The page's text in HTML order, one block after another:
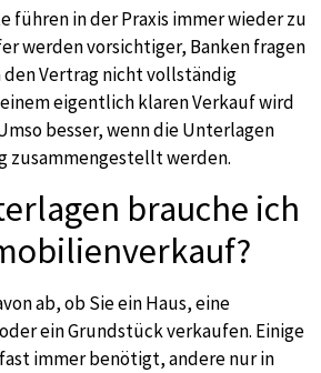
führen in der Praxis immer wieder zu
werden vorsichtiger, Banken fragen
den Vertrag nicht vollständig
eigentlich klaren Verkauf wird
besser, wenn die Unterlagen
zusammengestellt werden.
brauche ich
ab, ob Sie ein Haus, eine
ein Grundstück verkaufen. Einige
immer benötigt, andere nur in